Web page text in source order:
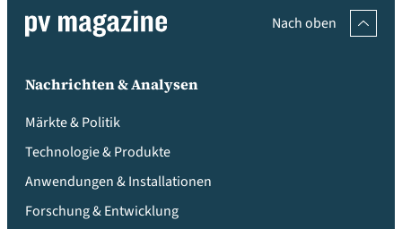
Nach oben
Nachrichten & Analysen
Märkte & Politik
Technologie & Produkte
Anwendungen & Installationen
Forschung & Entwicklung